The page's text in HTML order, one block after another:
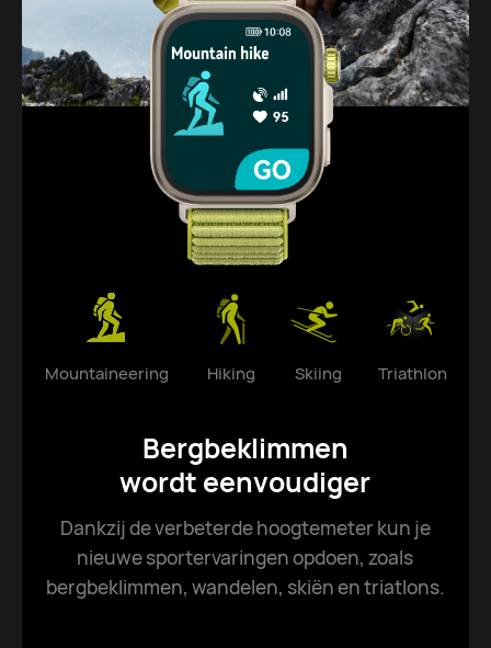
Bergbeklimmen
wordt eenvoudiger
Dankzij de verbeterde hoogtemeter kun je
nieuwe sportervaringen opdoen, zoals
bergbeklimmen, wandelen, skiën en triatlons.
Mountaineering Hiking Skiing Triathlon